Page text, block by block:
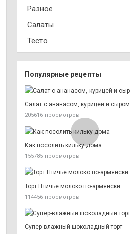
Разное
Салаты
Тесто
Популярные рецепты
Салат с ананасом, курицей и сыром
205616 просмотров
Как посолить кильку дома
155785 просмотров
Торт Птичье молоко по-армянски
114456 просмотров
Супер-влажный шоколадный торт